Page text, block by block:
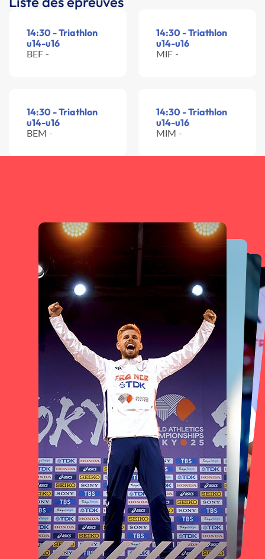
14:30 - Triathlon
u14-u16
BEF -
14:30 - Triathlon
u14-u16
MIF -
14:30 - Triathlon
u14-u16
BEM -
14:30 - Triathlon
u14-u16
MIM -